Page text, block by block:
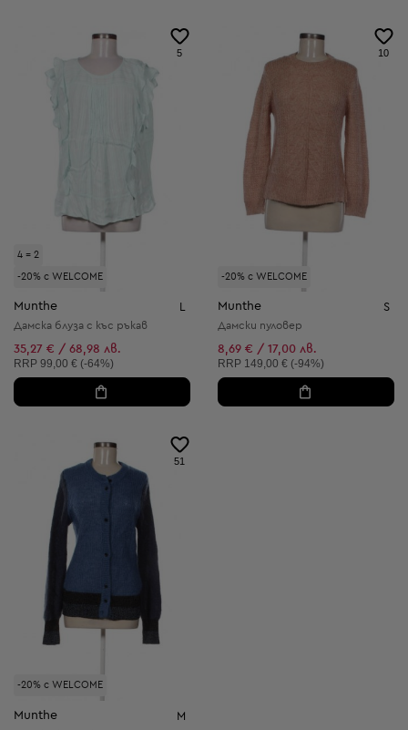
4 = 2
-20% с WELCOME
5
Munthe
Дамска блуза с къс ръкав
35,27 € / 68,98 лв.
Препоръчителна цена:
RRP 99,00 € (-64%)
-20% с WELCOME
10
Munthe S
Дамски пуловер
8,69 € / 17,00 лв.
Препоръчителна цена:
RRP 149,00 € (-94%)
-20% с WELCOME
51
Munthe M